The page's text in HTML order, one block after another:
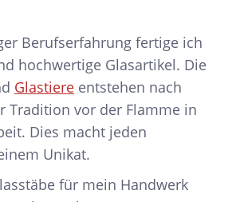
Berufserfahrung fertige ich
hochwertige Glasartikel. Die
Glastiere entstehen nach
Tradition vor der Flamme in
Dies macht jeden
Unikat.
für mein Handwerk